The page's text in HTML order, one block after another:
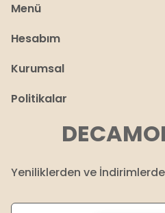
Menü
Hesabım
Kurumsal
Politikalar
Yeniliklerden ve